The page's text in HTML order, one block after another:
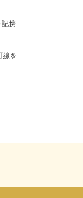
記携
線を